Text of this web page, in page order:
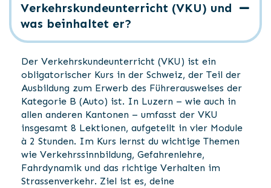
Verkehrskundeunterricht (VKU) und
was beinhaltet er?
Der Verkehrskundeunterricht (VKU) ist ein
obligatorischer Kurs in der Schweiz, der Teil der
Ausbildung zum Erwerb des Führerausweises der
Kategorie B (Auto) ist. In Luzern – wie auch in
allen anderen Kantonen – umfasst der VKU
insgesamt 8 Lektionen, aufgeteilt in vier Module
à 2 Stunden. Im Kurs lernst du wichtige Themen
wie Verkehrssinnbildung, Gefahrenlehre,
Fahrdynamik und das richtige Verhalten im
Strassenverkehr. Ziel ist es, deine